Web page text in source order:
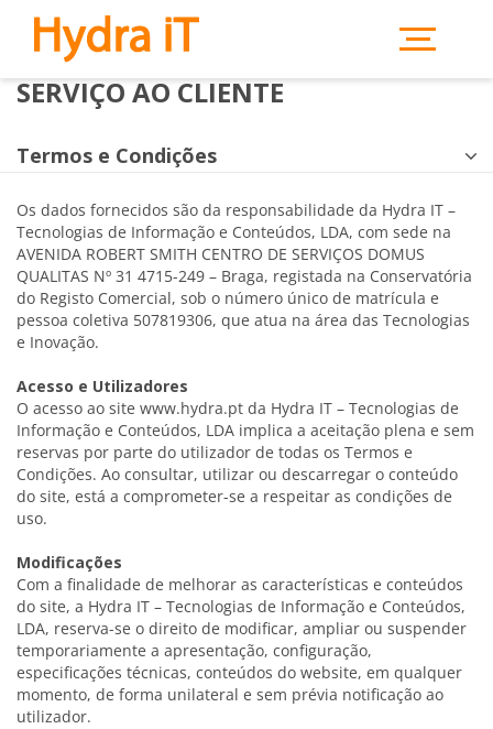
SERVIÇO AO CLIENTE
Termos e Condições
Os dados fornecidos são da responsabilidade da Hydra IT –
Tecnologias de Informação e Conteúdos, LDA, com sede na
AVENIDA ROBERT SMITH CENTRO DE SERVIÇOS DOMUS
QUALITAS Nº 31 4715-249 – Braga, registada na Conservatória
do Registo Comercial, sob o número único de matrícula e
pessoa coletiva 507819306, que atua na área das Tecnologias
e Inovação.
Acesso e Utilizadores
O acesso ao site www.hydra.pt da Hydra IT – Tecnologias de
Informação e Conteúdos, LDA implica a aceitação plena e sem
reservas por parte do utilizador de todas os Termos e
Condições. Ao consultar, utilizar ou descarregar o conteúdo
do site, está a comprometer-se a respeitar as condições de
uso.
Modificações
Com a finalidade de melhorar as características e conteúdos
do site, a Hydra IT – Tecnologias de Informação e Conteúdos,
LDA, reserva-se o direito de modificar, ampliar ou suspender
temporariamente a apresentação, configuração,
especificações técnicas, conteúdos do website, em qualquer
momento, de forma unilateral e sem prévia notificação ao
utilizador.